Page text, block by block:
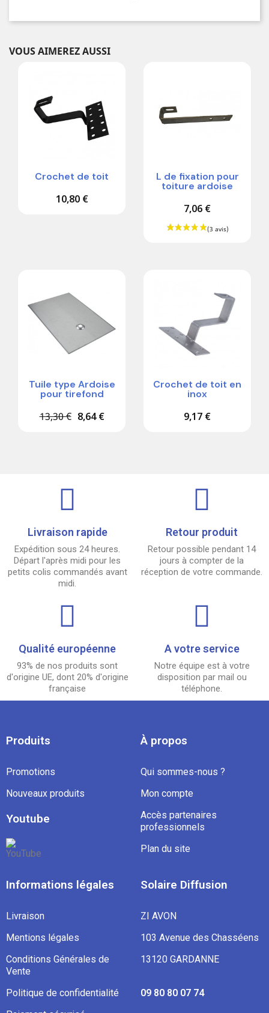
VOUS AIMEREZ AUSSI
Crochet de toit
10,80 €
L de fixation pour
toiture ardoise
7,06 €
-35%
Tuile type Ardoise
pour tirefond
13,30 € 8,64 €
Crochet de toit en
inox
9,17 €
Livraison rapide
Expédition sous 24 heures.
Départ l'après midi pour les
petits colis commandés avant
midi.
Retour produit
Retour possible pendant 14
jours à compter de la
réception de votre commande.
Qualité européenne
93% de nos produits sont
d'origine UE, dont 20% d'origine
française
A votre service
Notre équipe est à votre
disposition par mail ou
téléphone.
Produits
Promotions
Nouveaux produits
Youtube
À propos
Qui sommes-nous ?
Mon compte
Accès partenaires
professionnels
Plan du site
Informations légales
Livraison
Mentions légales
Conditions Générales de
Vente
Politique de confidentialité
Solaire Diffusion
ZI AVON
103 Avenue des Chasséens
13120 GARDANNE
09 80 80 07 74